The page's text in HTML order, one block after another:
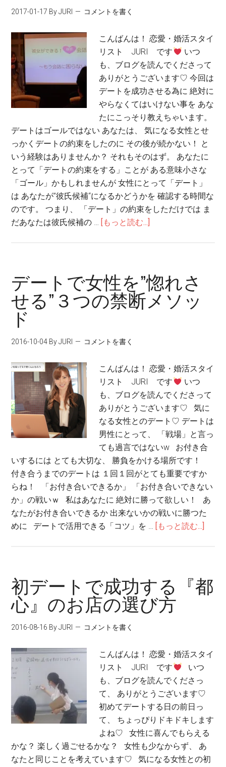
2017-01-17 By JURI コメントを書く
こんばんは！ 恋愛・婚活スタイ
リスト JURI です
いつ
も、ブログを読んでくださって
ありがとうございます♡ 今回は
デートを成功させる為に 絶対に
やらなくてはいけない事を あな
たにこっそり教えちゃいます。
デートはゴールではない あなたは、 気になる女性とせ
っかくデートの約束をしたのに その後が続かない！ と
いう経験はありませんか？ それもそのはず。 あなたに
とって「デートの約束をする」ことが ある意味小さな
「ゴール」かもしれませんが 女性にとって「デート」
は あなたが”彼氏候補“になるかどうかを 確認する時間な
のです。 つまり、 「デート」の約束をしただけでは ま
だあなたは彼氏候補の … [もっと読む...]
デートで女性を”惚れさ
せる”３つの禁断メソッ
ド
2016-10-04 By JURI コメントを書く
こんばんは！ 恋愛・婚活スタイ
リスト JURI です
いつ
も、ブログを読んでくださって
ありがとうございます♡ 気に
なる女性とのデート♡ デートは
男性にとって、 「戦場」と言っ
ても過言ではないw お付き合
いするには とても大切な、 勝負をかける場所です！
付き合うまでのデートは １回１回がとても重要ですか
らね！ 「お付き合いできるか」 「お付き合いできない
か」の戦いｗ 私はあなたに 絶対に勝って欲しい！ あ
なたがお付き合いできるか 出来ないかの戦いに勝つた
めに デートで活用できる「コツ」を … [もっと読む...]
初デートで成功する『都
心』のお店の選び方
2016-08-16 By JURI コメントを書く
こんばんは！ 恋愛・婚活スタイ
リスト JURI です
いつ
も、ブログを読んでくださっ
て、 ありがとうございます♡
初めてデートする日の前日っ
て、 ちょっぴりドキドキします
よね♡ 女性に喜んでもらえる
かな？ 楽しく過ごせるかな？ 女性も少なからず、 あ
なたと同じことを考えています♡ 気になる女性との初